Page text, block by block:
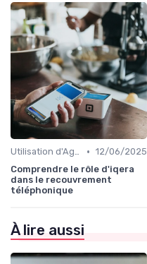
Utilisation d'Agences de Recouvrement • 12/06/2025
Comprendre le rôle d'iqera
dans le recouvrement
téléphonique
À lire aussi